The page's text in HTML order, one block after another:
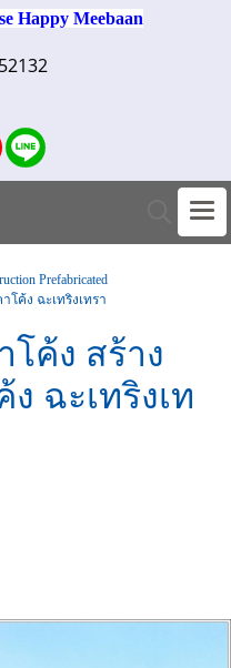
Happy Meebaan
Prefabricated
โค้ง ฉะเทริงเทรา
โค้ง สร้าง
ฉะเทริงเท